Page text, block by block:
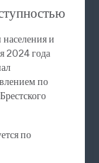
и
2024 года
по
по